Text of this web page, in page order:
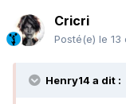
Cricri
Posté(e) le 13
Henry14 a dit :